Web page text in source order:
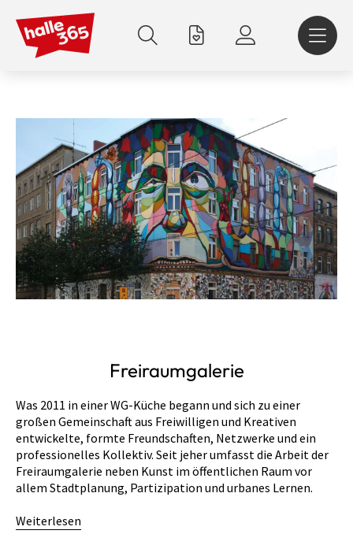
zum
Inhalt
Freiraumgalerie
Was 2011 in einer WG-Küche begann und sich zu einer
großen Gemeinschaft aus Freiwilligen und Kreativen
entwickelte, formte Freundschaften, Netzwerke und ein
professionelles Kollektiv. Seit jeher umfasst die Arbeit der
Freiraumgalerie neben Kunst im öffentlichen Raum vor
allem Stadtplanung, Partizipation und urbanes Lernen.
Weiterlesen